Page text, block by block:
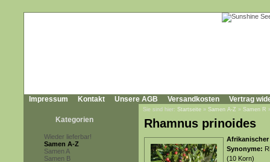
Impressum Kontakt Unsere AGB Versandkosten Vertrag
Kategorien
Wieder lieferbar!
Samen A-Z
Samen A
Samen B
Sie sind hier: Startseite » Samen A-Z » Samen R
Rhamnus prinoides
Synonyme:
(10 Korn)